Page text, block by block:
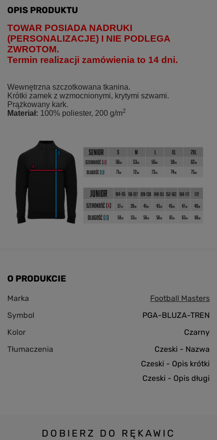
OPIS PRODUKTU
TOWAR POSIADA NADRUKI
(PERSONALIZACJE) I NIE PODLEGA
ZWROTOM.
Termin realizacji zamówienia to 14 dni.
Wewnętrzna szczotkowana tkanina.
Krótki zamek z wzmocnionymi, krytymi szwami.
Prążkowany kark.
Materiał: 100% poliester, 200 g/m2
O PRODUKCIE
Marka
Football Masters
Symbol
PGA-BLUZA-TREN
Kolor
Czarny
Tłumaczenia
Czeski - Nazwa
Czeski - Opis krótki
Czeski - Opis długi
DOBIERZ DO RĘKAWIC